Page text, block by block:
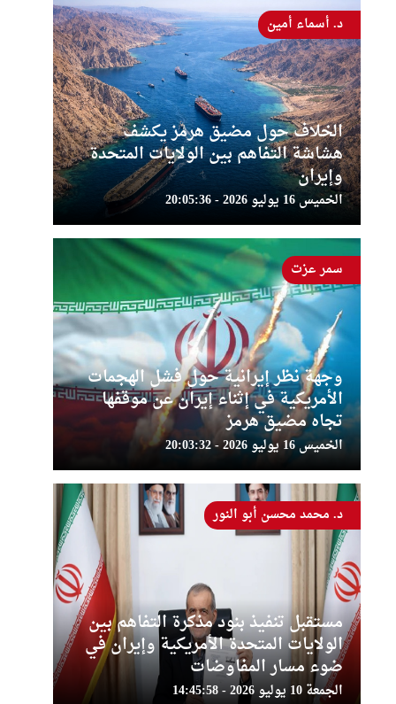
الخلاف حول مضيق هرمز يكشف
هشاشة التفاهم بين الولايات المتحدة
وإيران
الخميس 16 يوليو 2026 - 20:05:36
د. أسماء أمين
وجهة نظر إيرانية حول فشل الهجمات
الأمريكية في إثناء إيران عن موقفها
تجاه مضيق هرمز
الخميس 16 يوليو 2026 - 20:03:32
سمر عزت
مستقبل تنفيذ بنود مذكرة التفاهم بين
الولايات المتحدة الأمريكية وإيران في
ضوء مسار المفاوضات
الجمعة 10 يوليو 2026 - 14:45:58
د. محمد محسن أبو النور